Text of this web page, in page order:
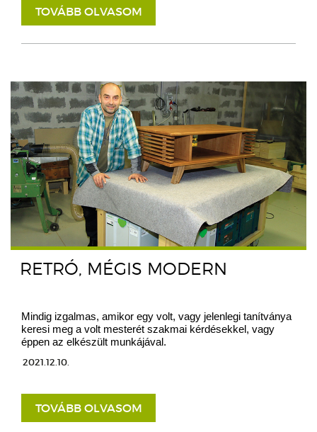
TOVÁBB OLVASOM
RETRÓ, MÉGIS MODERN
Mindig izgalmas, amikor egy volt, vagy jelenlegi tanítványa
keresi meg a volt mesterét szakmai kérdésekkel, vagy
éppen az elkészült munkájával.
2021.12.10.
TOVÁBB OLVASOM